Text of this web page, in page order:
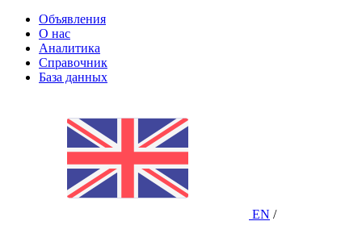
Объявления
О нас
Аналитика
Справочник
База данных
EN /